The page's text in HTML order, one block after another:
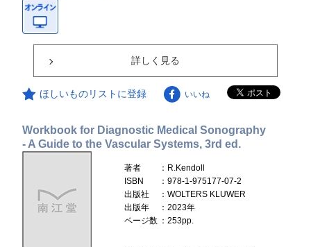
詳しく見る
ほしいものリストに登録 いいね
Workbook for Diagnostic Medical Sonography
- A Guide to the Vascular Systems, 3rd ed.
著者
：R.Kendoll
ISBN
：978-1-975177-07-2
出版社
：WOLTERS KLUWER
出版年
：2023年
ページ数 ：253pp.